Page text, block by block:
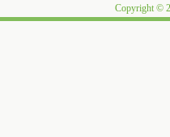
Copyright ©